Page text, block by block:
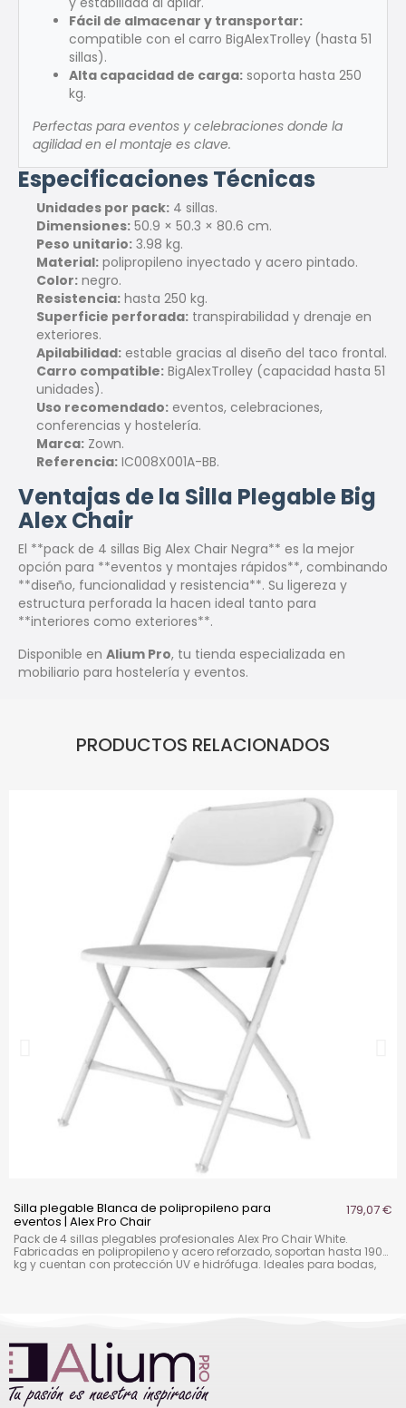
Fácil de almacenar y transportar:
compatible con el carro BigAlexTrolley (hasta 51
sillas).
Alta capacidad de carga: soporta hasta 250
kg.
Perfectas para eventos y celebraciones donde la
agilidad en el montaje es clave.
Especificaciones Técnicas
Unidades por pack: 4 sillas.
Dimensiones: 50.9 × 50.3 × 80.6 cm.
Peso unitario: 3.98 kg.
Material: polipropileno inyectado y acero pintado.
Color: negro.
Resistencia: hasta 250 kg.
Superficie perforada: transpirabilidad y drenaje en
exteriores.
Apilabilidad: estable gracias al diseño del taco frontal.
Carro compatible: BigAlexTrolley (capacidad hasta 51
unidades).
Uso recomendado: eventos, celebraciones,
conferencias y hostelería.
Marca: Zown.
Referencia: IC008X001A-BB.
Ventajas de la Silla Plegable Big
Alex Chair
El **pack de 4 sillas Big Alex Chair Negra** es la mejor
opción para **eventos y montajes rápidos**, combinando
**diseño, funcionalidad y resistencia**. Su ligereza y
estructura perforada la hacen ideal tanto para
**interiores como exteriores**.
Disponible en Alium Pro, tu tienda especializada en
mobiliario para hostelería y eventos.
PRODUCTOS RELACIONADOS
Silla plegable Blanca de polipropileno para
eventos | Alex Pro Chair
179,07 €
Pack de 4 sillas plegables profesionales Alex Pro Chair White.
Fabricadas en polipropileno y acero reforzado, soportan hasta 190
kg y cuentan con protección UV e hidrófuga. Ideales para bodas,